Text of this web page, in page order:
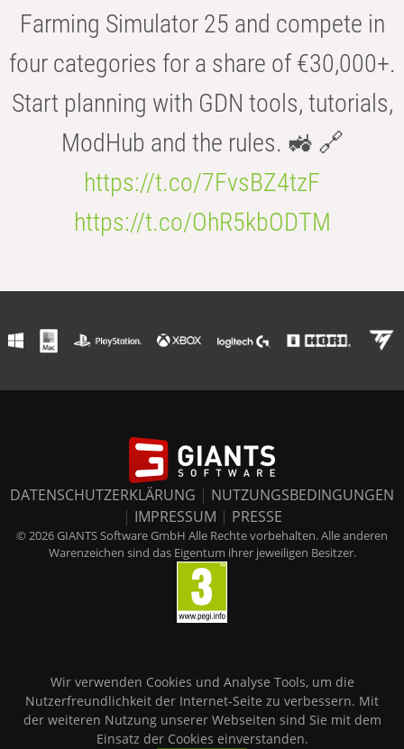
Farming Simulator 25 and compete in
four categories for a share of €30,000+.
Start planning with GDN tools, tutorials,
ModHub and the rules. 🚜 🔗
https://t.co/7FvsBZ4tzF
https://t.co/OhR5kbODTM
DATENSCHUTZERKLÄRUNG | NUTZUNGSBEDINGUNGEN
| IMPRESSUM | PRESSE
© 2026 GIANTS Software GmbH Alle Rechte vorbehalten. Alle anderen
Warenzeichen sind das Eigentum ihrer jeweiligen Besitzer.
Wir verwenden Cookies und Analyse Tools, um die
Nutzerfreundlichkeit der Internet-Seite zu verbessern. Mit
der weiteren Nutzung unserer Webseiten sind Sie mit dem
Einsatz der Cookies einverstanden.